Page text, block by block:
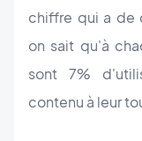
chiffre qui a de
on sait qu'à
sont 7%
contenu à leur